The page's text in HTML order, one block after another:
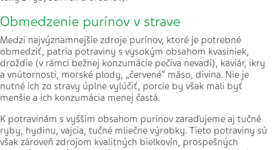
Obmedzenie purínov v strave
Medzi najvýznamnejšie zdroje purínov, ktoré je potrebné
obmedziť, patria potraviny s vysokým obsahom kvasiniek,
droždie (v rámci bežnej konzumácie pečiva nevadí), kaviár, ikry
a vnútornosti, morské plody, „červené“ mäso, divina. Nie je
nutné ich zo stravy úplne vylúčiť, porcie by však mali byť
menšie a ich konzumácia menej častá.
K potravinám s vyšším obsahom purínov zaraďujeme aj tučné
ryby, hydinu, vajcia, tučné mliečne výrobky. Tieto potraviny sú
však zároveň zdrojom kvalitných bielkovín, prospešných